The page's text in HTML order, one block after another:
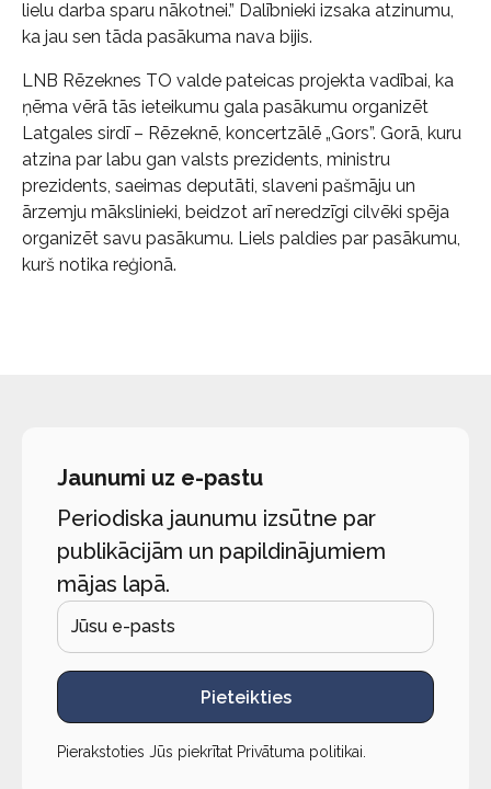
lielu darba sparu nākotnei.” Dalībnieki izsaka atzinumu,
ka jau sen tāda pasākuma nava bijis.
LNB Rēzeknes TO valde pateicas projekta vadībai, ka
ņēma vērā tās ieteikumu gala pasākumu organizēt
Latgales sirdī – Rēzeknē, koncertzālē „Gors”. Gorā, kuru
atzina par labu gan valsts prezidents, ministru
prezidents, saeimas deputāti, slaveni pašmāju un
ārzemju mākslinieki, beidzot arī neredzīgi cilvēki spēja
organizēt savu pasākumu. Liels paldies par pasākumu,
kurš notika reģionā.
Jaunumi uz e-pastu
Periodiska jaunumu izsūtne par
publikācijām un papildinājumiem
mājas lapā.
Pieteikties
Pierakstoties Jūs piekrītat Privātuma politikai